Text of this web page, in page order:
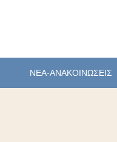
ΝΕΑ-ΑΝΑΚΟΙΝΩΣΕΙΣ